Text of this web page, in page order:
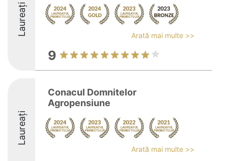
Laureați Arată mai multe >>
9
Laureați
Conacul Domnitelor
Agropensiune
Arată mai multe >>